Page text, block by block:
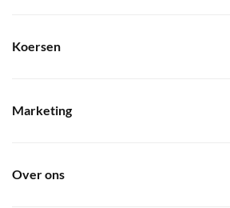
Koersen
Marketing
Over ons